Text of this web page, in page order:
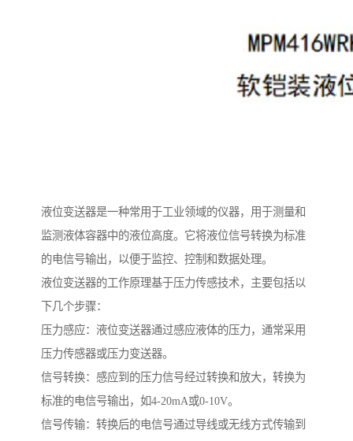
液位变送器是一种常用于工业领域的仪器，用于测量和
监测液体容器中的液位高度。它将液位信号转换为标准
的电信号输出，以便于监控、控制和数据处理。
液位变送器的工作原理基于压力传感技术，主要包括以
下几个步骤：
压力感应：液位变送器通过感应液体的压力，通常采用
压力传感器或压力变送器。
信号转换：感应到的压力信号经过转换和放大，转换为
标准的电信号输出，如4-20mA或0-10V。
信号传输：转换后的电信号通过导线或无线方式传输到